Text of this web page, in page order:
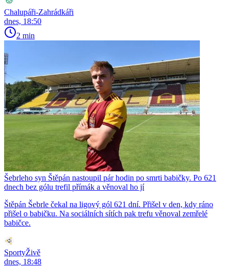
Chalupáři-Zahrádkáři
dnes, 18:50
2 min
Šebrleho syn Štěpán nastoupil pár hodin po smrti babičky. Po 621
dnech bez gólu trefil přímák a věnoval ho jí
Štěpán Šebrle čekal na ligový gól 621 dní. Přišel v den, kdy ráno
přišel o babičku. Na sociálních sítích pak trefu věnoval zemřelé
babičce.
SportyŽivě
dnes, 18:48